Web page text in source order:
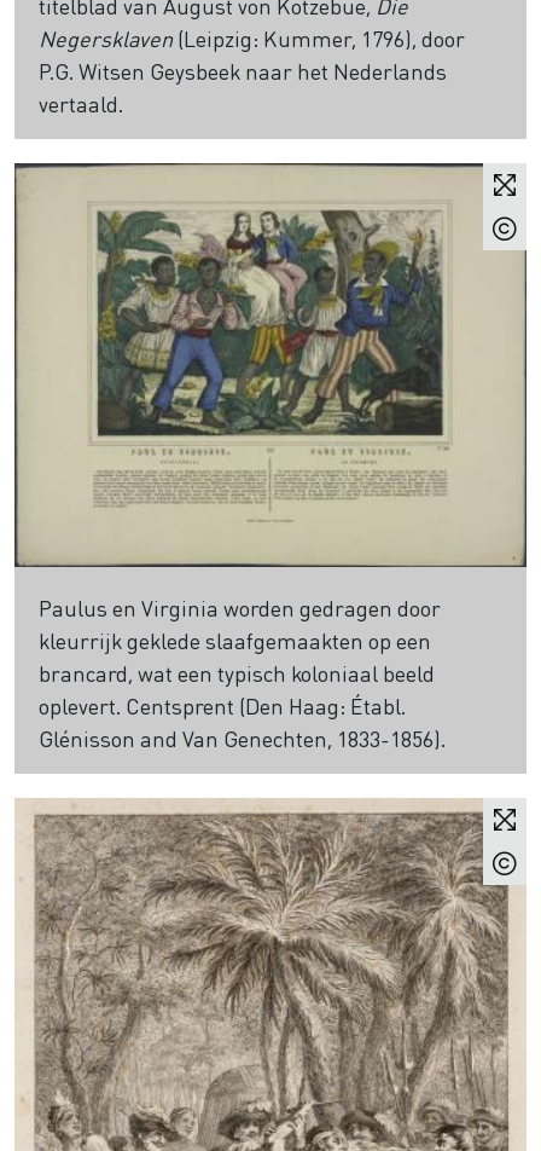
Negersklaven(Leipzig: Kummer, 1796), door
P.G. Witsen Geysbeek naar het Nederlands
vertaald.
Paulus en Virginia worden gedragen door
kleurrijk geklede slaafgemaakten op een
brancard, wat een typisch koloniaal beeld
oplevert. Centsprent (Den Haag: Établ.
Glénisson and Van Genechten, 1833-1856).